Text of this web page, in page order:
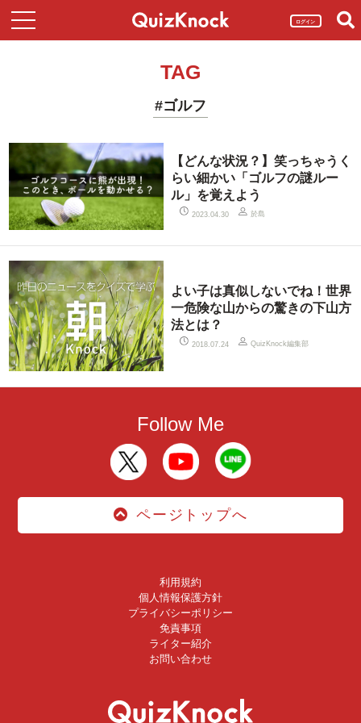
ログイン
TAG
#ゴルフ
【どんな状況？】笑っちゃうく
らい細かい「ゴルフの謎ルー
ル」を覚えよう
2023.04.30 於島
よい子は真似しないでね！世界
一危険な山からの驚きの下山方
法とは？
2018.07.24 QuizKnock編集部
Follow Me
ページトップへ
利用規約
個人情報保護方針
プライバシーポリシー
免責事項
ライター紹介
お問い合わせ